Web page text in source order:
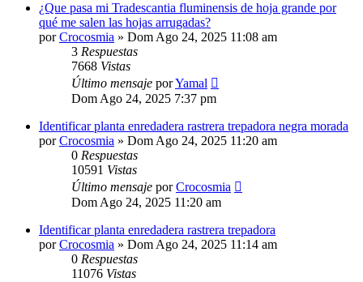
¿Que pasa mi Tradescantia fluminensis de hoja grande por
qué me salen las hojas arrugadas?
porCrocosmia » Dom Ago 24, 2025 11:08 am
3 Respuestas
7668 Vistas
Último mensaje porYamal
Dom Ago 24, 2025 7:37 pm
Identificar planta enredadera rastrera trepadora negra morada
porCrocosmia » Dom Ago 24, 2025 11:20 am
0 Respuestas
10591 Vistas
Último mensaje porCrocosmia
Dom Ago 24, 2025 11:20 am
Identificar planta enredadera rastrera trepadora
porCrocosmia » Dom Ago 24, 2025 11:14 am
0 Respuestas
11076 Vistas